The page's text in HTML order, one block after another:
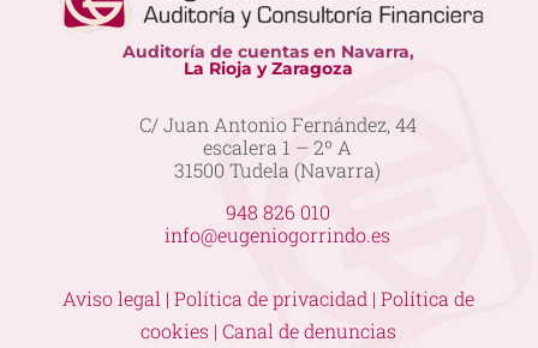
Auditoría de cuentas en Navarra,
La Rioja y Zaragoza
C/ Juan Antonio Fernández, 44
escalera 1 – 2º A
31500 Tudela (Navarra)
948 826 010
info@eugeniogorrindo.es
Aviso legal |Política de privacidad |Política de
cookies |Canal de denuncias